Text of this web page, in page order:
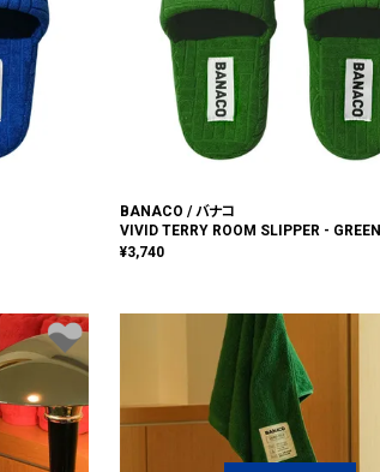
BANACO / バナコ
VIVID TERRY ROOM SLIPPER - GREEN
¥3,740